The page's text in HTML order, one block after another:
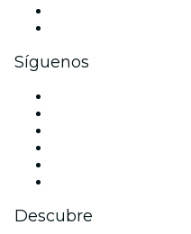
Síguenos
Descubre